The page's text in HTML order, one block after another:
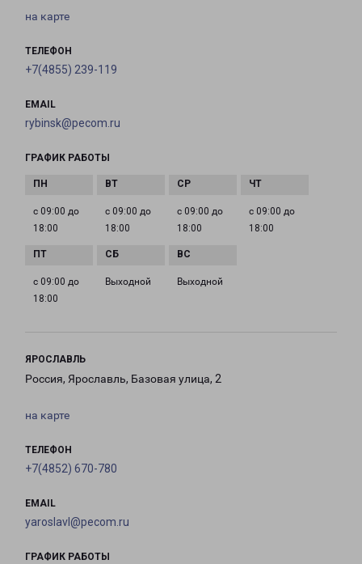
на карте
ТЕЛЕФОН
+7(4855) 239-119
EMAIL
rybinsk@pecom.ru
ГРАФИК РАБОТЫ
с 09:00 до
18:00
с 09:00 до
18:00
с 09:00 до
18:00
с 09:00 до
18:00
с 09:00 до
18:00
Выходной Выходной
ЯРОСЛАВЛЬ
Россия, Ярославль, Базовая улица, 2
на карте
ТЕЛЕФОН
+7(4852) 670-780
EMAIL
yaroslavl@pecom.ru
ГРАФИК РАБОТЫ